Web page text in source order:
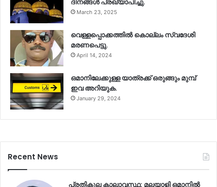
ദിനങ്ങൾ പ്രഖ്യാപിച്ചു.
March 23, 2025
വെള്ളപ്പൊക്കത്തിൽ കൊല്ലം സ്വദേശി
മരണപെട്ടു.
April 14, 2024
ഒമാനിലേക്കുള്ള യാത്രക്ക് ഒരുങ്ങും മുമ്പ്
ഇവ അറിയുക.
January 29, 2024
Recent News
പ്രതികൂല കാലാവസ്ഥ: മലയാളി ഒമാനിൽ